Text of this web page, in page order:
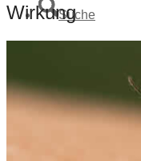
Suche
Wirkung